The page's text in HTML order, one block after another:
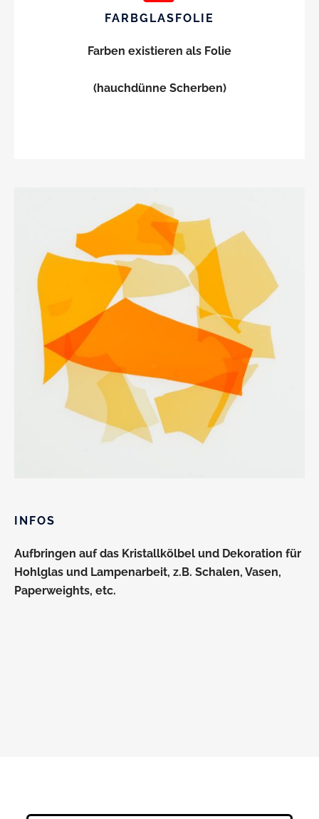
FARBGLASFOLIE
Farben existieren als Folie
(hauchdünne Scherben)
INFOS
Aufbringen auf das Kristallkölbel und Dekoration für
Hohlglas und Lampenarbeit, z.B. Schalen, Vasen,
Paperweights, etc.